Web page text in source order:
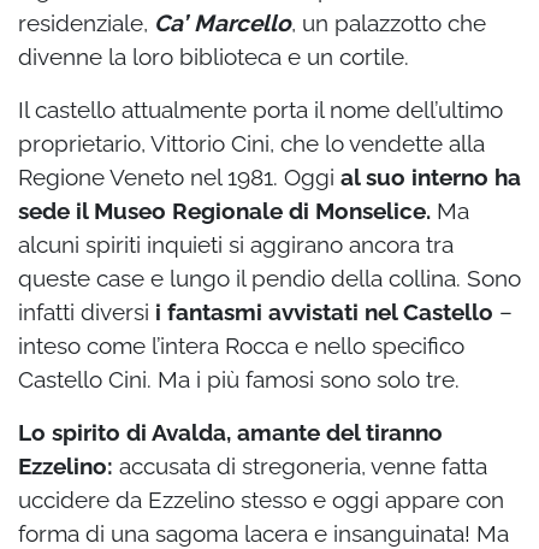
residenziale, Ca’ Marcello, un palazzotto che
divenne la loro biblioteca e un cortile.
Il castello attualmente porta il nome dell’ultimo
proprietario, Vittorio Cini, che lo vendette alla
Regione Veneto nel 1981. Oggi al suo interno ha
sede il Museo Regionale di Monselice. Ma
alcuni spiriti inquieti si aggirano ancora tra
queste case e lungo il pendio della collina. Sono
infatti diversi i fantasmi avvistati nel Castello –
inteso come l’intera Rocca e nello specifico
Castello Cini. Ma i più famosi sono solo tre.
Lo spirito di Avalda, amante del tiranno
Ezzelino: accusata di stregoneria, venne fatta
uccidere da Ezzelino stesso e oggi appare con
forma di una sagoma lacera e insanguinata! Ma